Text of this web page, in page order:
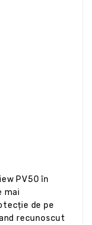
PV50 în
mai
de pe
recunoscut